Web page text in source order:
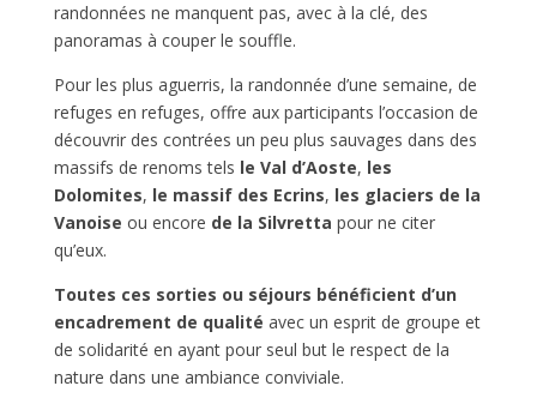
randonnées ne manquent pas, avec à la clé, des
panoramas à couper le souffle.
Pour les plus aguerris, la randonnée d’une semaine, de
refuges en refuges, offre aux participants l’occasion de
découvrir des contrées un peu plus sauvages dans des
massifs de renoms tels le Val d’Aoste, les
Dolomites, le massif des Ecrins, les glaciers de la
Vanoise ou encore de la Silvretta pour ne citer
qu’eux.
Toutes ces sorties ou séjours bénéficient d’un
encadrement de qualité avec un esprit de groupe et
de solidarité en ayant pour seul but le respect de la
nature dans une ambiance conviviale.